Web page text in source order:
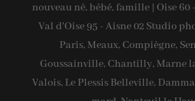
nouveau né, bébé, famille | Oise 60
Val d'Oise 95 - Aisne 02 Studio
Paris, Meaux, Compiègne,
Goussainville, Chantilly, Marne
Valois, Le Plessis Belleville,